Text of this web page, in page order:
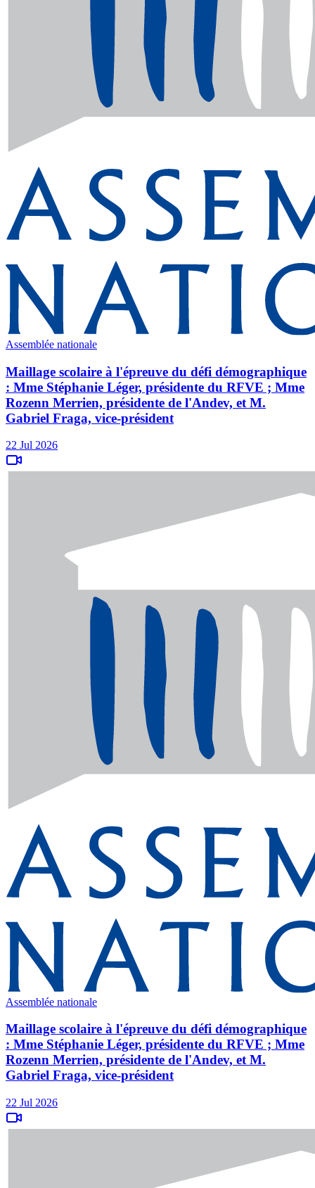
Assemblée nationale
Maillage scolaire à l'épreuve du défi démographique
: Mme Stéphanie Léger, présidente du RFVE ; Mme
Rozenn Merrien, présidente de l'Andev, et M.
Gabriel Fraga, vice-président
22 Jul 2026
Assemblée nationale
Maillage scolaire à l'épreuve du défi démographique
: Mme Stéphanie Léger, présidente du RFVE ; Mme
Rozenn Merrien, présidente de l'Andev, et M.
Gabriel Fraga, vice-président
22 Jul 2026